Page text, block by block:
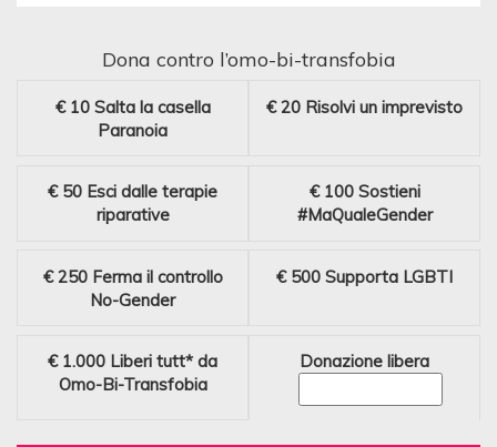
Dona contro l’omo-bi-transfobia
€ 10 Salta la casella
Paranoia
€ 20 Risolvi un imprevisto
€ 50 Esci dalle terapie
riparative
€ 100 Sostieni
#MaQualeGender
€ 250 Ferma il controllo
No-Gender
€ 500 Supporta LGBTI
€ 1.000 Liberi tutt* da
Omo-Bi-Transfobia
Donazione libera